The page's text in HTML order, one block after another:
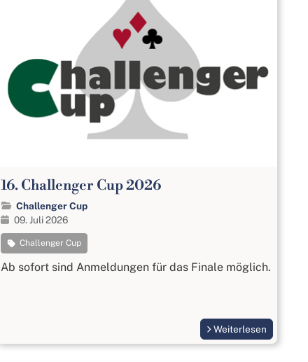
16. Challenger Cup 2026
Challenger Cup
09. Juli 2026
Challenger Cup
Ab sofort sind Anmeldungen für das Finale möglich.
Weiterlesen